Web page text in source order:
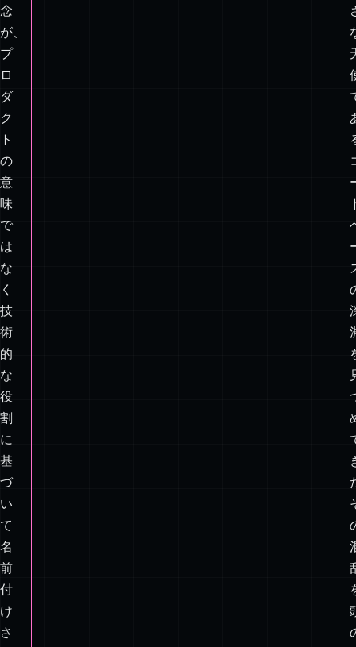
す
べ
て
の
概
念
が、
プ
ロ
ダ
ク
ト
の
意
味
で
は
な
く
技
術
的
な
役
割
に
基
づ
い
て